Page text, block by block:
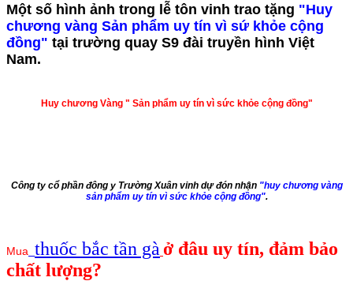
Một số hình ảnh trong lễ tôn vinh trao tặng "Huy
chương vàng Sản phẩm uy tín vì sứ khỏe cộng
đồng" tại trường quay S9 đài truyền hình Việt
Nam.
Huy chương Vàng " Sản phẩm uy tín vì sức khỏe cộng đồng"
Công ty cổ phần đông y Trường Xuân vinh dự đón nhận "huy chương vàng
sản phẩm uy tín vì sức khỏe cộng đồng".
Mua thuốc bắc tần gà ở đâu uy tín, đảm bảo
chất lượng?